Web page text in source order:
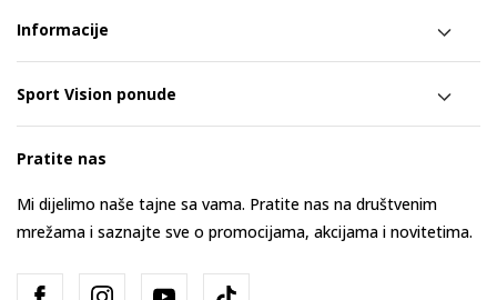
Informacije
Sport Vision ponude
Pratite nas
Mi dijelimo naše tajne sa vama. Pratite nas na društvenim
mrežama i saznajte sve o promocijama, akcijama i novitetima.